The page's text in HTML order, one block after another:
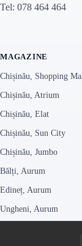
Tel: 078 464 464
MAGAZINE
Chișinău, Shopping
Chișinău, Atrium
Chișinău, Elat
Chișinău, Sun City
Chișinău, Jumbo
Bălți, Aurum
Edineț, Aurum
Ungheni, Aurum